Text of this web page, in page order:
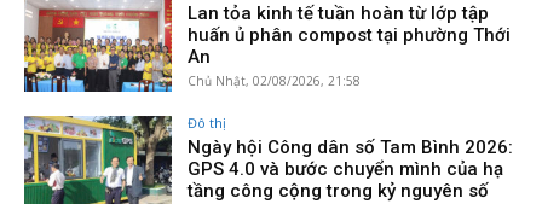
Lan tỏa kinh tế tuần hoàn từ lớp tập
huấn ủ phân compost tại phường Thới
An
Chủ Nhật, 02/08/2026, 21:58
Đô thị
Ngày hội Công dân số Tam Bình 2026:
GPS 4.0 và bước chuyển mình của hạ
tầng công cộng trong kỷ nguyên số